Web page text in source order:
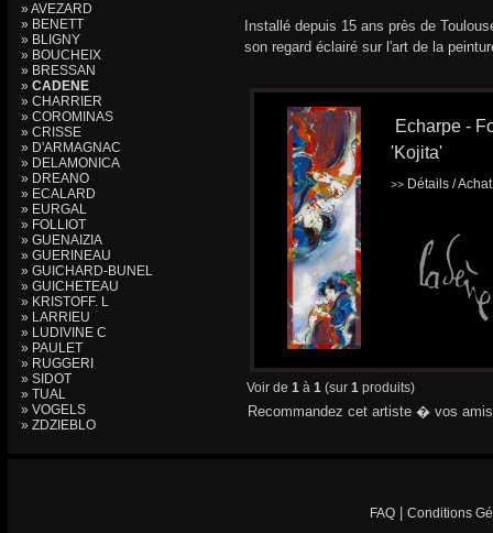
» AVEZARD
» BENETT
» BLIGNY
» BOUCHEIX
» BRESSAN
» CADENE
» CHARRIER
» COROMINAS
» CRISSE
» D'ARMAGNAC
» DELAMONICA
» DREANO
» ECALARD
» EURGAL
» FOLLIOT
» GUENAIZIA
» GUERINEAU
» GUICHARD-BUNEL
» GUICHETEAU
» KRISTOFF. L
» LARRIEU
» LUDIVINE C
» PAULET
» RUGGERI
» SIDOT
» TUAL
» VOGELS
» ZDZIEBLO
Installé depuis 15 ans près de
son regard éclairé sur l'art de la
Echarpe -
'Kojita'
>> Détails /
Voir de 1 à 1 (sur 1 produits)
Recommandez cet artiste � vos
FAQ Conditions